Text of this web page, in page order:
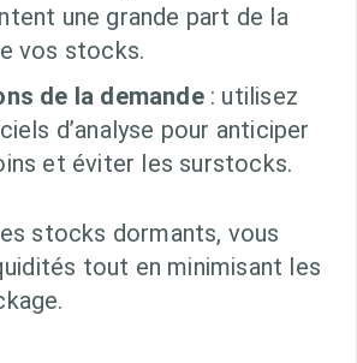
une grande part de la
vos stocks.
de la demande: utilisez
d’analyse pour anticiper
et éviter les surstocks.
stocks dormants, vous
tout en minimisant les